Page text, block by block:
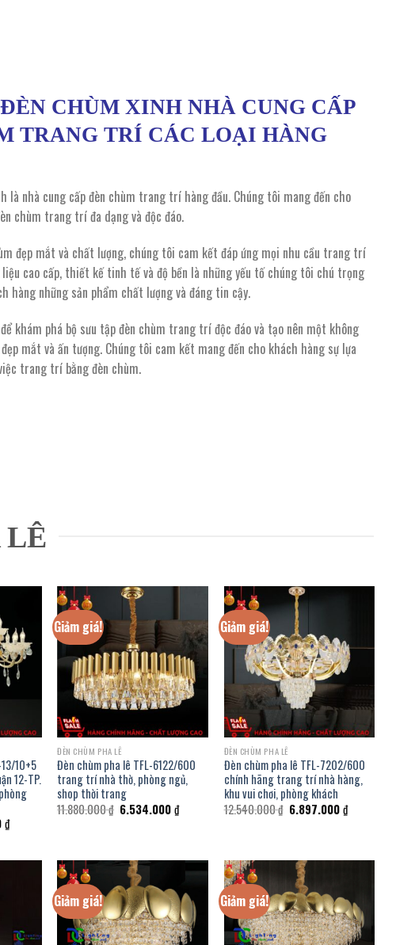
CHÙM XINH NHÀ CUNG CẤP
TRANG TRÍ CÁC LOẠI HÀNG
là nhà cung cấp đèn chùm trang trí hàng đầu. Chúng tôi mang đến cho
chùm trang trí đa dạng và độc đáo.
đẹp mắt và chất lượng, chúng tôi cam kết đáp ứng mọi nhu cầu trang trí
cao cấp, thiết kế tinh tế và độ bền là những yếu tố chúng tôi chú trọng
hàng những sản phẩm chất lượng và đáng tin cậy.
khám phá bộ sưu tập đèn chùm trang trí độc đáo và tạo nên một không
mắt và ấn tượng. Chúng tôi cam kết mang đến cho khách hàng sự lựa
trang trí bằng đèn chùm.
LÊ
10+5
12-TP.
₫Giá
3.828.000 ₫.
Giảm giá!
ĐÈN CHÙM PHA LÊ
Đèn chùm pha lê TFL-6122/600
trang trí nhà thờ, phòng ngủ,
shop thời trang
11.880.000₫ Giá
gốc
6.534.000₫Giá
Giảm giá!
ĐÈN CHÙM PHA LÊ
Đèn chùm pha lê TFL-7202/600
chính hãng trang trí nhà hàng,
khu vui chơi, phòng khách
12.540.000₫ Giá
gốc
6.897.000₫Giá
hiện
Giảm giá! Giảm giá!